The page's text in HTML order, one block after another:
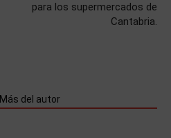
para los supermercados de
Cantabria.
Más del autor